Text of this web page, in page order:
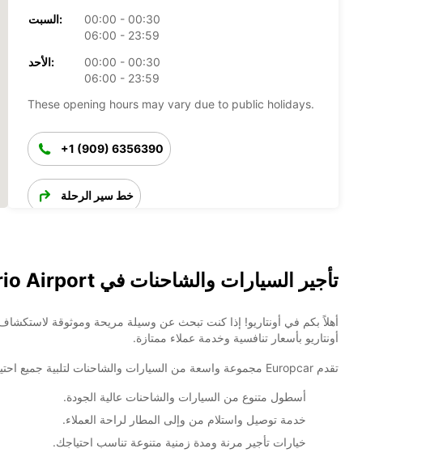
السبت:
00:00 - 00:30
06:00 - 23:59
الأحد:
00:00 - 00:30
06:00 - 23:59
These opening hours may vary due to public holidays.
+1 (909) 6356390
خط سير الرحلة
تأجير السيارات والشاحنات في Ontario Airport
أونتاريو بأسعار تنافسية وخدمة عملاء ممتازة.
تقدم Europcar مجموعة واسعة من السيارات والشاحنات لتلبية جميع احتياجاتك. سواء كنت تبحث عن سيارة عائلية لقضاء عطلة ممتعة، أو شاحنة لنقل البضائع، فإن لدينا ما تحتاجه.
أسطول متنوع من السيارات والشاحنات عالية الجودة.
خدمة توصيل واستلام من وإلى المطار لراحة العملاء.
خيارات تأجير مرنة ومدة زمنية متنوعة تناسب احتياجك.